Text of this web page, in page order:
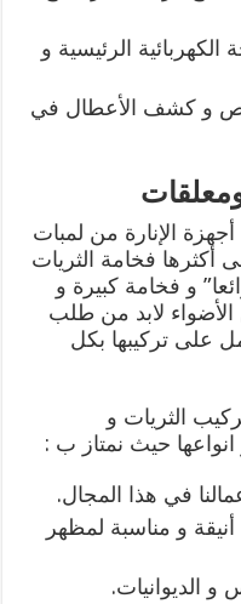
الرئيسية و
و كشف الأعطال في
الإنارة من لمبات
أكثرها فخامة الثريات
و فخامة كبيرة و
لابد من طلب
على تركيبها بكل
الثريات و
حيث نمتاز ب :
في هذا المجال.
و مناسبة لمظهر
و الديوانيات.